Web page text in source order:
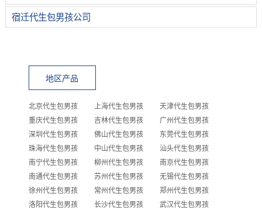
宿迁代生包男孩公司
地区产品
北京代生包男孩 上海代生包男孩
天津代生包男孩
重庆代生包男孩
吉林代生包男孩
广州代生包男孩
深圳代生包男孩
佛山代生包男孩
东莞代生包男孩
珠海代生包男孩
中山代生包男孩
汕头代生包男孩
南宁代生包男孩
柳州代生包男孩
南京代生包男孩
南通代生包男孩
苏州代生包男孩
无锡代生包男孩
徐州代生包男孩
常州代生包男孩
郑州代生包男孩
洛阳代生包男孩
长沙代生包男孩
武汉代生包男孩